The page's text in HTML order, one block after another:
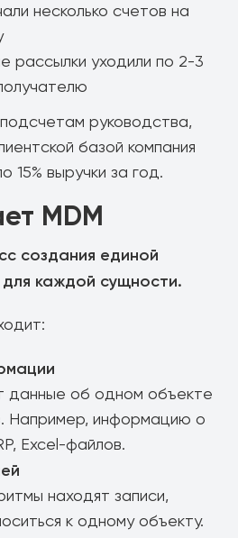
несколько счетов на
рассылки уходили по 2-3
руководства,
базой компания
15% выручки за год.
MDM
создания единой
для каждой сущности.
данные об одном объекте
Например, информацию о
Excel-файлов.
находят записи,
к одному объекту.